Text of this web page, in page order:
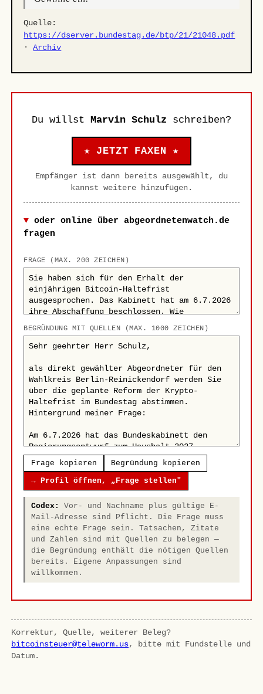
Quelle:
https://dserver.bundestag.de/btp/21/21048.pdf
·Archiv
Du willst Marvin Schulz schreiben?
★ JETZT FAXEN ★
Empfänger ist dann bereits ausgewählt, du
kannst weitere hinzufügen.
oder online über abgeordnetenwatch.de
fragen
FRAGE (MAX. 200 ZEICHEN)
BEGRÜNDUNG MIT QUELLEN (MAX. 1000 ZEICHEN)
Frage kopieren Begründung kopieren
→ Profil öffnen, „Frage stellen"
Codex:
Vor- und Nachname plus gültige E-
Mail-Adresse sind Pflicht. Die Frage muss
eine echte Frage sein. Tatsachen, Zitate
und Zahlen sind mit Quellen zu belegen —
die Begründung enthält die nötigen Quellen
bereits. Eigene Anpassungen sind
willkommen.
Korrektur, Quelle, weiterer Beleg?
bitcoinsteuer@teleworm.us, bitte mit Fundstelle und
Datum.